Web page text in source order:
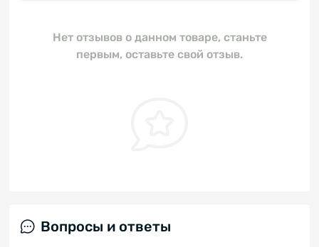
Нет отзывов о данном товаре, станьте
первым, оставьте свой отзыв.
Вопросы и ответы